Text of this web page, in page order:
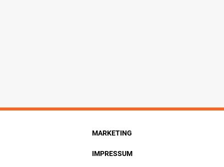
MARKETING
IMPRESSUM